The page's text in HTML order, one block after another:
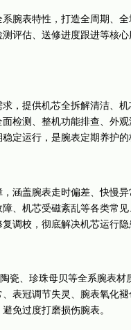
腕表特性，打造全周期、全
评估、送修进度跟进等核
，提供机芯全拆解清洁、
检测、整机功能排查、外
定运行，是腕表定期养护的
涵盖腕表走时偏差、快慢
障、机芯受磁紊乱等各类常
调校，彻底解决机芯运行隐
瓷、珍珠母贝等全系腕表
表冠调节失灵、腕表氧化
免过度打磨损伤腕表。